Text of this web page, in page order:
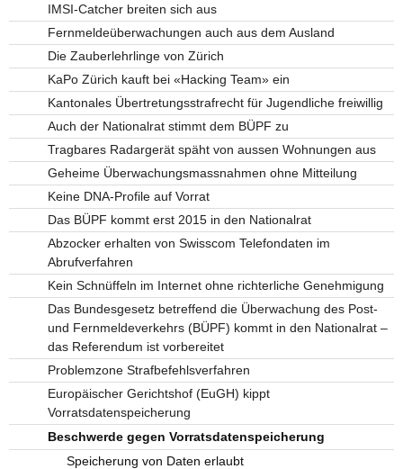
IMSI-Catcher breiten sich aus
Fernmeldeüberwachungen auch aus dem Ausland
Die Zauberlehrlinge von Zürich
KaPo Zürich kauft bei «Hacking Team» ein
Kantonales Übertretungsstrafrecht für Jugendliche freiwillig
Auch der Nationalrat stimmt dem BÜPF zu
Tragbares Radargerät späht von aussen Wohnungen aus
Geheime Überwachungsmassnahmen ohne Mitteilung
Keine DNA-Profile auf Vorrat
Das BÜPF kommt erst 2015 in den Nationalrat
Abzocker erhalten von Swisscom Telefondaten im
Abrufverfahren
Kein Schnüffeln im Internet ohne richterliche Genehmigung
Das Bundesgesetz betreffend die Überwachung des Post-
und Fernmeldeverkehrs (BÜPF) kommt in den Nationalrat –
das Referendum ist vorbereitet
Problemzone Strafbefehlsverfahren
Europäischer Gerichtshof (EuGH) kippt
Vorratsdatenspeicherung
Beschwerde gegen Vorratsdatenspeicherung
Speicherung von Daten erlaubt